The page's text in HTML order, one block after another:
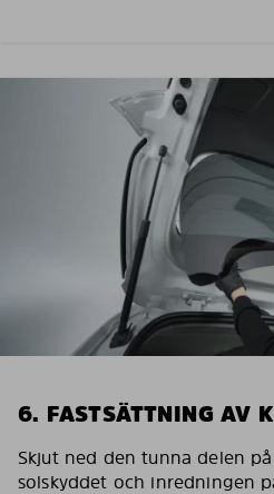
6. FASTSÄTTNING AV
Skjut ned den tunna delen
solskyddet och inredningen